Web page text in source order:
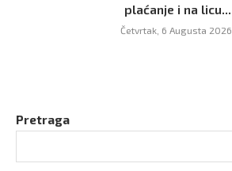
plaćanje i na licu...
Četvrtak, 6 Augusta 2026,
Pretraga